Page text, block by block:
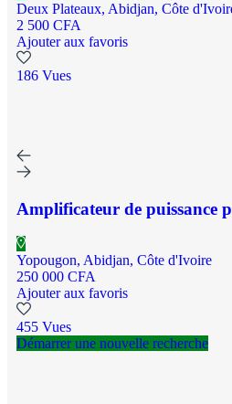
Deux Plateaux, Abidjan, Côte
2 500 CFA
Ajouter aux favoris
186 Vues
Amplificateur de puissance
Yopougon, Abidjan, Côte d'Ivoire
250 000 CFA
Ajouter aux favoris
455 Vues
Démarrer une nouvelle recherche